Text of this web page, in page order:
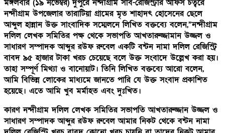
মঙ্গলবার (১৯ নভেম্বর) দুপুরে নন্দীগ্রাম সাব-রেজিস্ট্রার অফিস চত্বরে
নন্দীগ্রাম উপজেলার তারাটিয়া গ্রামের মৃত শাহাদৎ হোসেনের ছেলে
আব্দুল হান্নান উক্ত সাংবাদিক সম্মেলনে লিখিত বক্তব্যে বলেন,”নন্দীগ্রাম
দলিল লেখক সমিতির পক্ষ থেকে সভাপতি আখতারুজ্জামান উজ্জল ও
সাধারণ সম্পাদক আব্দুর রউফ রুবেল একটি বন্টন নামা দলিল রেজিস্ট্রি
বাবদ ৯৫ হাজার টাকা খরচ চেয়েছে বলে উক্ত সংবাদে উল্লেখ করা হয়।
তাহা সম্পূর্ণ মিথ্যা ও বানোয়াট। তিনি লিখিত বক্তব্যে আরো বলেন,
আমি বিভিন্ন লোকের মাধ্যমে জানতে পারি যে উক্ত সংবাদ প্রকাশিত
হয়েছে। এতে আমি খুব মর্মাহত এবং দুঃখিত।
কারণ নন্দীগ্রাম দলিল লেখক সমিতির সভাপতি আখতারুজ্জান উজ্জল ও
সাধারণ সম্পাদক আব্দুর রউফ রুবেল আমার নিকট থেকে বন্টন নামা